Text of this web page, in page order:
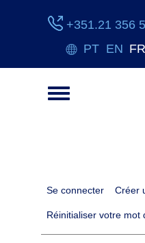
+351.21 356
PT EN FR
Toggle menu
Onglets
Se connecter Créer
Réinitialiser votre mot